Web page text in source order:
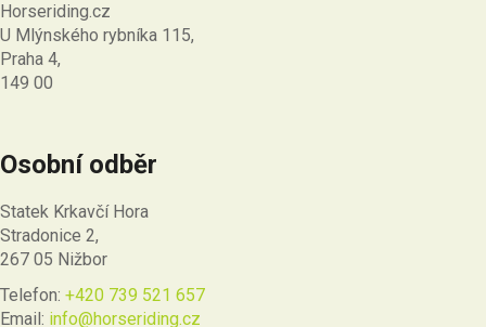
Horseriding.cz
U Mlýnského rybníka 115,
Praha 4,
149 00
Osobní odběr
Statek Krkavčí Hora
Stradonice 2,
267 05 Nižbor
Telefon: +420 739 521 657
Email: info@horseriding.cz